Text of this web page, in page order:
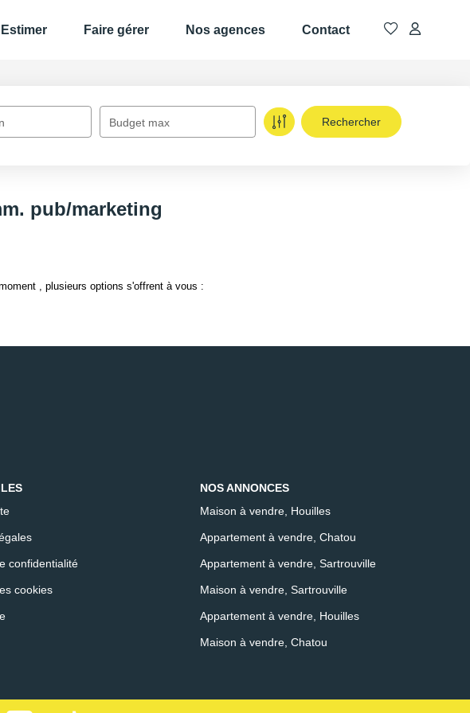
Estimer Faire gérer Nos agences Contact
Budget max
pub/marketing
, plusieurs options s'offrent à vous :
confidentialité
cookies
NOS ANNONCES
Maison à vendre, Houilles
Appartement à vendre, Chatou
Appartement à vendre, Sartrouville
Maison à vendre, Sartrouville
Appartement à vendre, Houilles
Maison à vendre, Chatou